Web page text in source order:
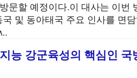
문할 예정이다.이 대사는 이번
국 및 동아태국 주요 인사를 면
능 강군육성의 핵심인 국